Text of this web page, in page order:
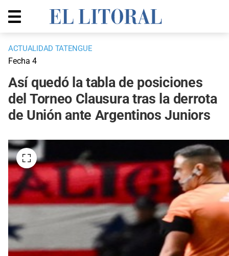
ACTUALIDAD TATENGUE
Fecha 4
Así quedó la tabla de posiciones
del Torneo Clausura tras la derrota
de Unión ante Argentinos Juniors